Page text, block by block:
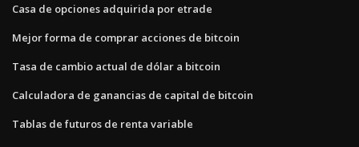
Casa de opciones adquirida por etrade
Mejor forma de comprar acciones de bitcoin
Tasa de cambio actual de dólar a bitcoin
Calculadora de ganancias de capital de bitcoin
Tablas de futuros de renta variable